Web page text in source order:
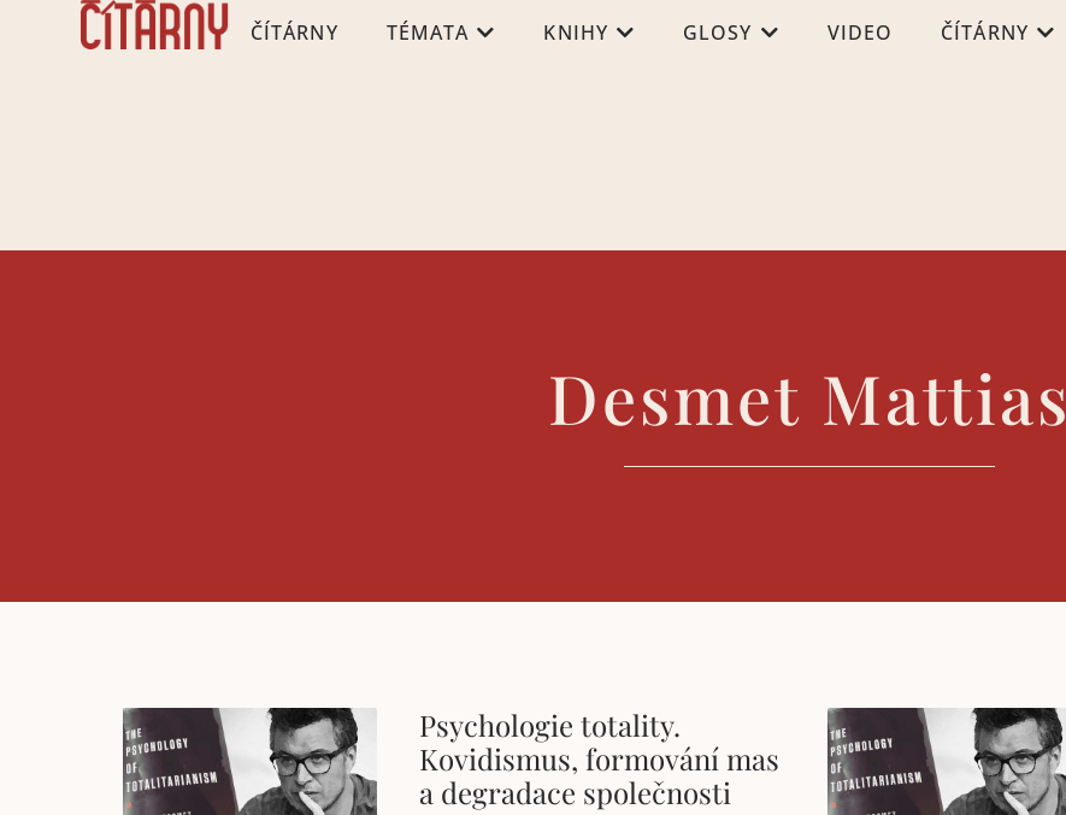
ČÍTÁRNY TÉMATA KNIHY GLOSY VIDEO ČÍTÁRNY
Desmet Mattias
Psychologie totality.
Kovidismus, formování mas
a degradace společnosti